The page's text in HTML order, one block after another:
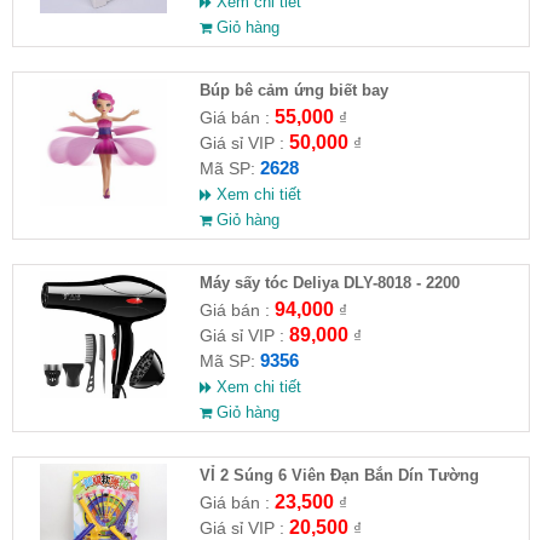
Giỏ hàng
​Búp bê cảm ứng biết bay
Giá bán : 55,000₫
Giá sỉ VIP : 50,000₫
Mã SP: 2628
Xem chi tiết
Giỏ hàng
Máy sấy tóc Deliya DLY-8018 - 2200
Giá bán : 94,000₫
Giá sỉ VIP : 89,000₫
Mã SP: 9356
Xem chi tiết
Giỏ hàng
VỈ 2 Súng 6 Viên Đạn Bắn Dín Tường
Giá bán : 23,500₫
Giá sỉ VIP : 20,500₫